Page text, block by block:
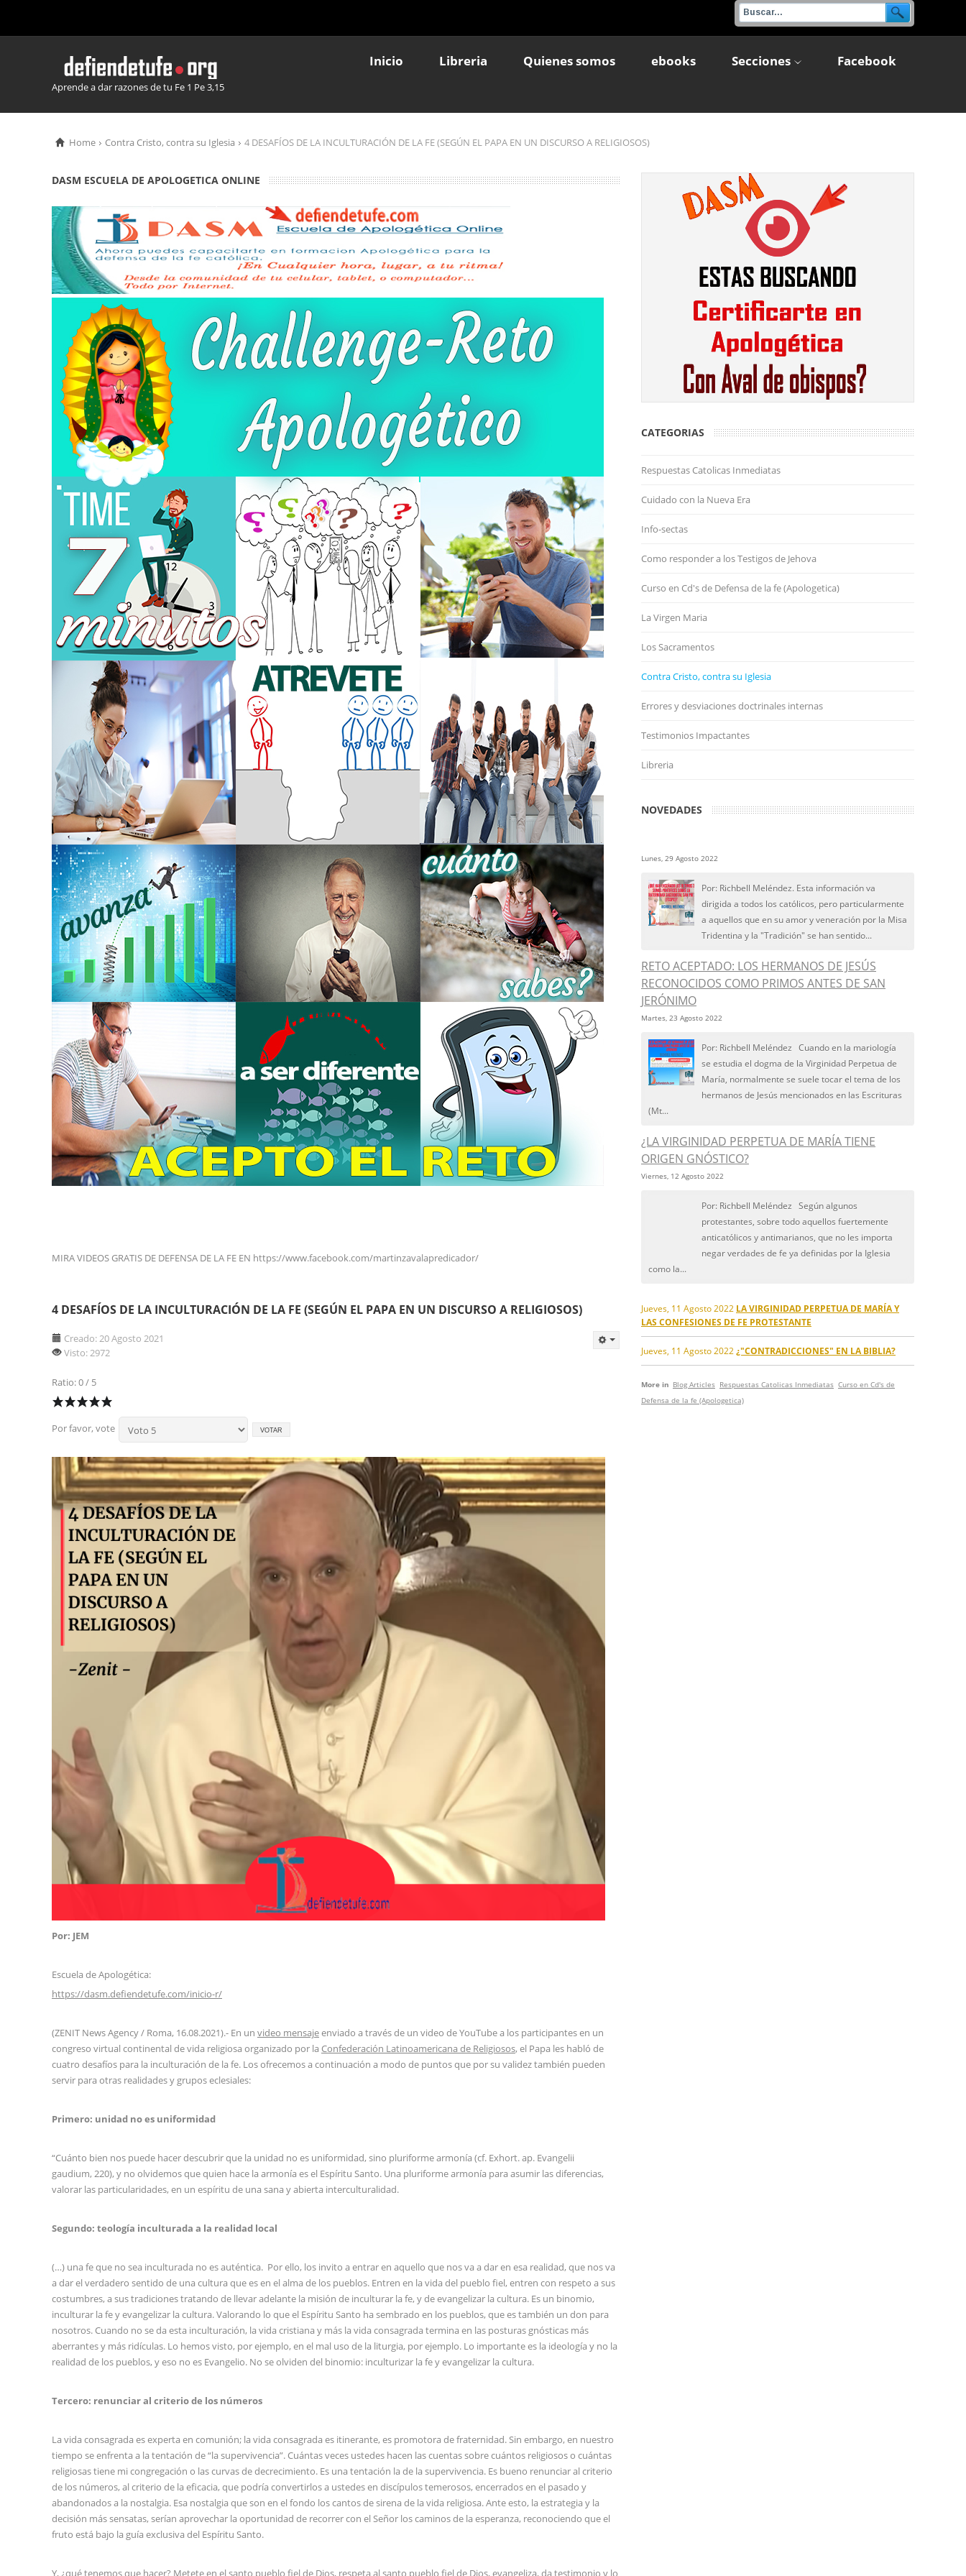
Aprende a dar razones de tu Fe 1 Pe 3,15
Inicio Libreria Quienes somos ebooks Secciones Facebook
Home Contra Cristo, contra su Iglesia 4 DESAFÍOS DE LA INCULTURACIÓN DE LA FE (SEGÚN EL PAPA EN UN DISCURSO A RELIGIOSOS)
DASM ESCUELA DE APOLOGETICA ONLINE
MIRA VIDEOS GRATIS DE DEFENSA DE LA FE EN https://www.facebook.com/martinzavalapredicador/
4 DESAFÍOS DE LA INCULTURACIÓN DE LA FE (SEGÚN EL PAPA EN UN DISCURSO A RELIGIOSOS)
Creado: 20 Agosto 2021
Visto: 2972
Ratio: 0 / 5
Por favor, vote
Por: JEM
Escuela de Apologética:
https://dasm.defiendetufe.com/inicio-r/
(ZENIT News Agency / Roma, 16.08.2021).- En un video mensajeenviado a través de un video de YouTube a los participantes en un
congreso virtual continental de vida religiosa organizado por la Confederación Latinoamericana de Religiosos, el Papa les habló de
cuatro desafíos para la inculturación de la fe. Los ofrecemos a continuación a modo de puntos que por su validez también pueden
servir para otras realidades y grupos eclesiales:
Primero: unidad no es uniformidad
“Cuánto bien nos puede hacer descubrir que la unidad no es uniformidad, sino pluriforme armonía (cf. Exhort. ap. Evangelii
gaudium, 220), y no olvidemos que quien hace la armonía es el Espíritu Santo. Una pluriforme armonía para asumir las diferencias,
valorar las particularidades, en un espíritu de una sana y abierta interculturalidad.
Segundo: teología inculturada a la realidad local
(…) una fe que no sea inculturada no es auténtica. Por ello, los invito a entrar en aquello que nos va a dar en esa realidad, que nos va
a dar el verdadero sentido de una cultura que es en el alma de los pueblos. Entren en la vida del pueblo fiel, entren con respeto a sus
costumbres, a sus tradiciones tratando de llevar adelante la misión de inculturar la fe, y de evangelizar la cultura. Es un binomio,
inculturar la fe y evangelizar la cultura. Valorando lo que el Espíritu Santo ha sembrado en los pueblos, que es también un don para
nosotros. Cuando no se da esta inculturación, la vida cristiana y más la vida consagrada termina en las posturas gnósticas más
aberrantes y más ridículas. Lo hemos visto, por ejemplo, en el mal uso de la liturgia, por ejemplo. Lo importante es la ideología y no la
realidad de los pueblos, y eso no es Evangelio. No se olviden del binomio: inculturizar la fe y evangelizar la cultura.
Tercero: renunciar al criterio de los números
La vida consagrada es experta en comunión; la vida consagrada es itinerante, es promotora de fraternidad. Sin embargo, en nuestro
tiempo se enfrenta a la tentación de “la supervivencia”. Cuántas veces ustedes hacen las cuentas sobre cuántos religiosos o cuántas
religiosas tiene mi congregación o las curvas de decrecimiento. Es una tentación la de la supervivencia. Es bueno renunciar al criterio
de los números, al criterio de la eficacia, que podría convertirlos a ustedes en discípulos temerosos, encerrados en el pasado y
abandonados a la nostalgia. Esa nostalgia que son en el fondo los cantos de sirena de la vida religiosa. Ante esto, la estrategia y la
decisión más sensatas, serían aprovechar la oportunidad de recorrer con el Señor los caminos de la esperanza, reconociendo que el
fruto está bajo la guía exclusiva del Espíritu Santo.
CATEGORIAS
Respuestas Catolicas Inmediatas
Cuidado con la Nueva Era
Info-sectas
Como responder a los Testigos de Jehova
Curso en Cd's de Defensa de la fe (Apologetica)
La Virgen Maria
Los Sacramentos
Contra Cristo, contra su Iglesia
Errores y desviaciones doctrinales internas
Testimonios Impactantes
Libreria
NOVEDADES
Lunes, 29 Agosto 2022
Por: Richbell Meléndez. Esta información va
dirigida a todos los católicos, pero particularmente
a aquellos que en su amor y veneración por la Misa
Tridentina y la "Tradición" se han sentido...
RETO ACEPTADO: LOS HERMANOS DE JESÚS
RECONOCIDOS COMO PRIMOS ANTES DE SAN
JERÓNIMO
Martes, 23 Agosto 2022
Por: Richbell Meléndez Cuando en la mariología
se estudia el dogma de la Virginidad Perpetua de
María, normalmente se suele tocar el tema de los
hermanos de Jesús mencionados en las Escrituras
(Mt...
¿LA VIRGINIDAD PERPETUA DE MARÍA TIENE
ORIGEN GNÓSTICO?
Viernes, 12 Agosto 2022
Por: Richbell Meléndez Según algunos
protestantes, sobre todo aquellos fuertemente
anticatólicos y antimarianos, que no les importa
negar verdades de fe ya definidas por la Iglesia
como la...
Jueves, 11 Agosto 2022 LA VIRGINIDAD PERPETUA DE MARÍA Y
LAS CONFESIONES DE FE PROTESTANTE
Jueves, 11 Agosto 2022 ¿"CONTRADICCIONES" EN LA BIBLIA?
More in Blog Articles Respuestas Catolicas Inmediatas Curso en Cd's de
Defensa de la fe (Apologetica)